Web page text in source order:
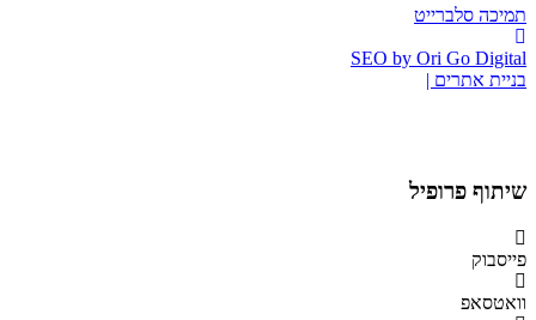
תמיכה סלברייט
SEO by Ori Go Digital
בניית אתרים |
שיתוף פרופיל
פייסבוק
וואטסאפ